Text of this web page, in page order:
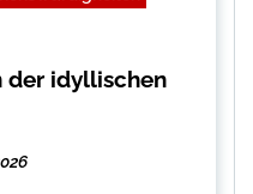
der idyllischen